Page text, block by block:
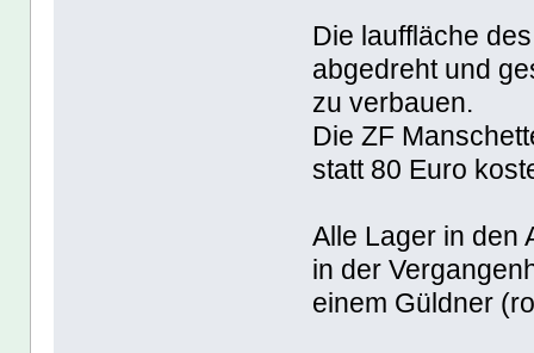
Die lauffläche
abgedreht und
zu verbauen.
Die ZF
statt 80 Euro
Alle Lager in den
in der
einem Güldner